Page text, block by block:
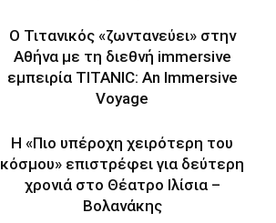
Ο Τιτανικός «ζωντανεύει» στην
Αθήνα με τη διεθνή immersive
εμπειρία TITANIC: An Immersive
Voyage
Η «Πιο υπέροχη χειρότερη του
κόσμου» επιστρέφει για δεύτερη
χρονιά στο Θέατρο Ιλίσια –
Βολανάκης